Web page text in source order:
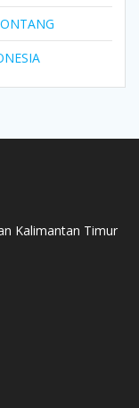
Kalimantan Timur